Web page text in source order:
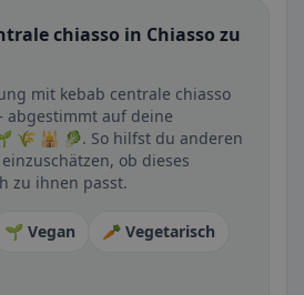
chiasso in Chiasso zu
mit kebab centrale chiasso
abgestimmt auf deine
🌾 🕌 🥬. So hilfst du anderen
ob dieses
zu ihnen passt.
🌱 Vegan
🥕 Vegetarisch